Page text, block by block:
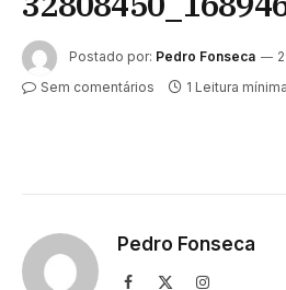
Postado por: Pedro Fonseca
Sem comentários
1 Leitura mínima
Pedro Fonseca
Facebook Instagram